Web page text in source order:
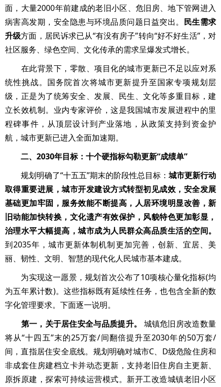
面，大量2000年前建成的老旧小区、危旧房、地下管网进入
病害高发期，安全隐患与环境品质问题日益突出。 民生需求
升级方面，居民诉求已从“有没有房子”转向“好不好生活”，对
社区服务、绿色空间、文化传承的需求呈爆发式增长。
在此背景下，零散、项目化的城市更新已不足以应对系
统性挑战。国务院首次将城市更新提升至国家专项规划层
级，正是为了统筹安全、发展、民生、文化等多重目标，建
立长效机制。业内专家评价，这是我国城市发展进程中的里
程碑事件，从顶层设计到产业落地，从政策支持到资金护
航，城市更新已进入全面加速期。
二、2030年目标：十个硬指标勾勒更新“成绩单”
规划明确了“十五五”期末的阶段性总目标： 城市更新行动
取得重要进展，城市开发建设方式转型初见成效，安全发展
基础更加牢固，服务效能不断提高，人居环境明显改善，新
旧动能加快转换，文化遗产有效保护，风貌特色更加彰显，
治理水平大幅提高，城市成为人民群众高品质生活的空间。
到2035年，城市更新体制机制更加完善，创新、宜居、美
丽、韧性、文明、智慧的现代化人民城市基本建成。
为实现这一愿景，规划首次公布了10项核心量化指标(均
为五年累计数)。这些指标既有延续性任务，也包含全新的数
字化管理要求。下面逐一说明。
第一，关于居住安全与品质提升。
城镇危旧房改造数量
将从“十四五”末的25万套/间翻倍提升至2030年的50万套/
间，直指居住安全底线。规划明确对城市C、D级危险住房和
非成套住房建档立卡并动态更新，支持老旧住房自主更新、
原拆原建，探索可持续运营模式。新开工改造城镇老旧小区